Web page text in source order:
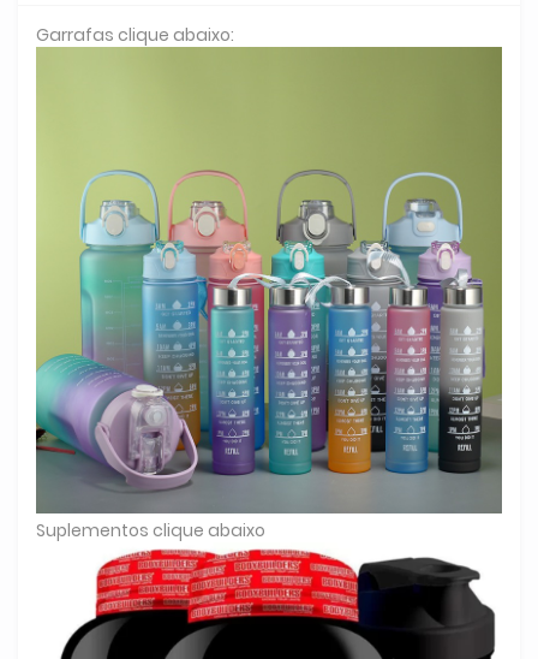
Garrafas clique abaixo:
Suplementos clique abaixo